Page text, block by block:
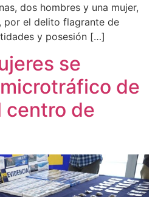
dos hombres y una mujer,
por el delito flagrante de
y posesión […]
se
de
centro de